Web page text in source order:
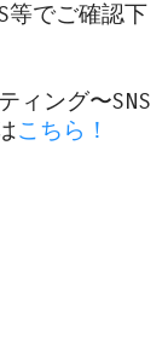
等でご確認下
ィング〜SNS
こちら！